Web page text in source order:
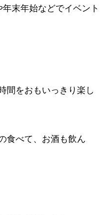
末年始などでイベント
間をおもいっきり楽し
食べて、お酒も飲ん